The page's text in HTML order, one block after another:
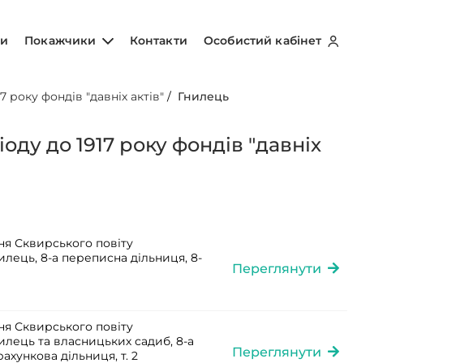
Покажчики Контакти Особистий кабінет
фондів "давніх актів" / Гнилець
до 1917 року фондів "давніх
Сквирського повіту
8-а переписна дільниця, 8-
Переглянути
Сквирського повіту
та власницьких садиб, 8-а
дільниця, т. 2
Переглянути